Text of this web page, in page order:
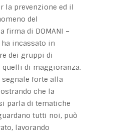
la prevenzione ed il
del
firma di DOMANI –
ha incassato in
dei gruppi di
di maggioranza.
segnale forte alla
che la
parla di tematiche
tutti noi, può
lavorando